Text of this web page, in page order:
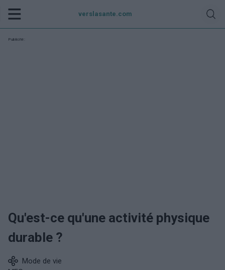
verslasante.com
Publicité:
Qu'est-ce qu'une activité physique
durable ?
Mode de vie